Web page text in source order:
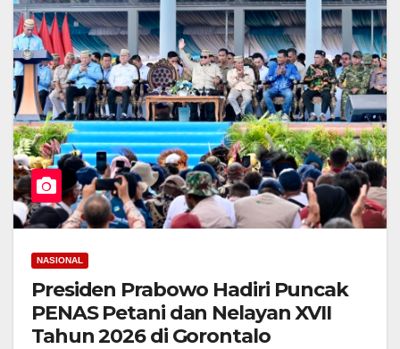
NASIONAL
Presiden Prabowo Hadiri Puncak
PENAS Petani dan Nelayan XVII
Tahun 2026 di Gorontalo